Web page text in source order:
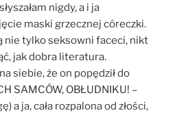
nigdy, a i ja
maski grzecznej córeczki.
nie tylko seksowni faceci, nikt
jak dobra literatura.
siebie, że on popędził do
SAMCÓW, OBŁUDNIKU! –
a ja, cała rozpalona od złości,